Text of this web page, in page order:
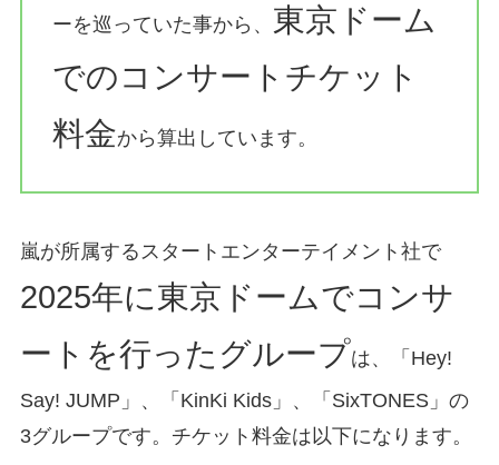
ーを巡っていた事から、 東京ドーム
でのコンサートチケット
料金から算出しています。
嵐が所属するスタートエンターテイメント社で
2025年に東京ドームでコンサ
ートを行ったグループは、「Hey!
Say! JUMP」、「KinKi Kids」、「SixTONES」の
3グループです。チケット料金は以下になります。